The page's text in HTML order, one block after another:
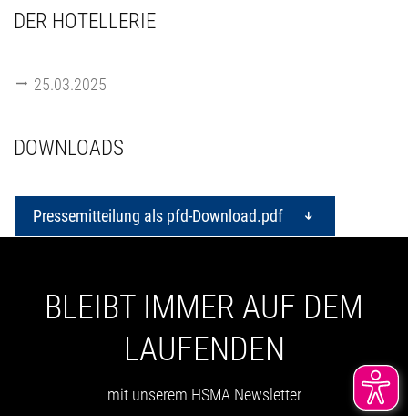
DER HOTELLERIE
25.03.2025
DOWNLOADS
Pressemitteilung als pfd-Download.pdf
BLEIBT IMMER AUF DEM
LAUFENDEN
mit unserem HSMA Newsletter